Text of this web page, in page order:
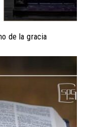
de la gracia